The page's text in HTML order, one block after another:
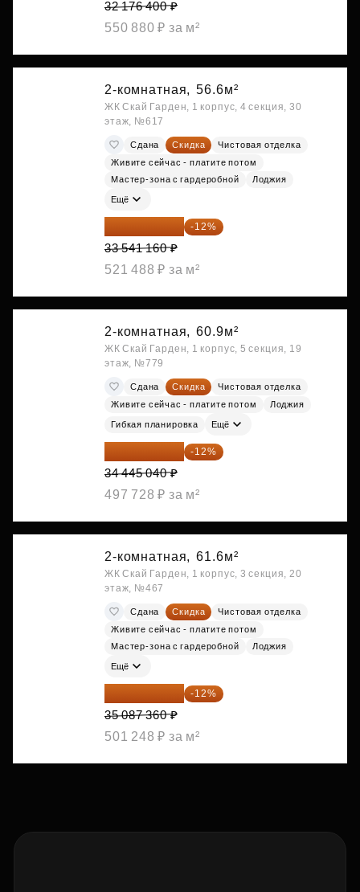
32 176 400 ₽
550 880 ₽ за м²
2-комнатная, 56.6м²
ЖК Скай Гарден, 1 корпус, 4 секция, 30
этаж, №617
Сдана Скидка
Чистовая отделка
Живите сейчас - платите потом
Мастер-зона с гардеробной
Лоджия
Ещё
29 516 221 ₽ -12%
33 541 160 ₽
521 488 ₽ за м²
2-комнатная, 60.9м²
ЖК Скай Гарден, 1 корпус, 5 секция, 19
этаж, №779
Сдана Скидка
Чистовая отделка
Живите сейчас - платите потом
Лоджия
Гибкая планировка Ещё
30 311 635 ₽ -12%
34 445 040 ₽
497 728 ₽ за м²
2-комнатная, 61.6м²
ЖК Скай Гарден, 1 корпус, 3 секция, 20
этаж, №467
Сдана Скидка
Чистовая отделка
Живите сейчас - платите потом
Мастер-зона с гардеробной
Лоджия
Ещё
30 876 877 ₽ -12%
35 087 360 ₽
501 248 ₽ за м²